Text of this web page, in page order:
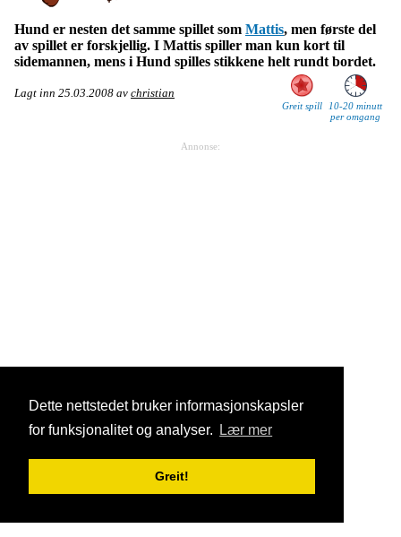
Dette nettstedet bruker informasjonskapsler
for funksjonalitet og analyser.
Lær mer
Greit!
Hund er nesten det samme spillet som Mattis, men første del
av spillet er forskjellig. I Mattis spiller man kun kort til
sidemannen, mens i Hund spilles stikkene helt rundt bordet.
10-20 minutt
per omgang
Greit spill
Lagt inn 25.03.2008 av christian
Annonse: